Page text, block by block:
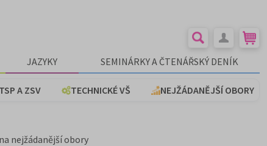
JAZYKY SEMINÁRKY A ČTENÁŘSKÝ DENÍK
A ZSV TECHNICKÉ VŠ NEJŽÁDANĚJŠÍ OBORY
nejžádanější obory